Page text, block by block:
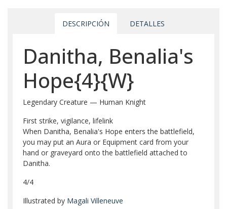
DESCRIPCIÓN DETALLES
Danitha, Benalia's
Hope{4}{W}
Legendary Creature — Human Knight
First strike, vigilance, lifelink
When Danitha, Benalia's Hope enters the battlefield,
you may put an Aura or Equipment card from your
hand or graveyard onto the battlefield attached to
Danitha.
4/4
Illustrated by Magali Villeneuve